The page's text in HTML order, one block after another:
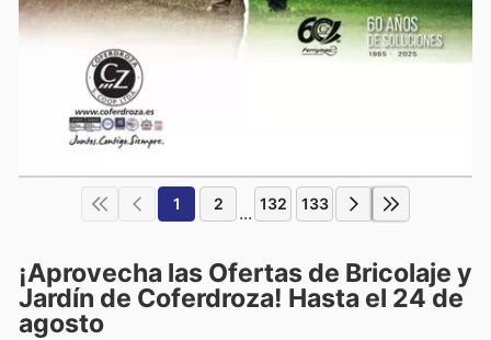
1 2 ... 132 133
¡Aprovecha las Ofertas de Bricolaje y
Jardín de Coferdroza! Hasta el 24 de
agosto